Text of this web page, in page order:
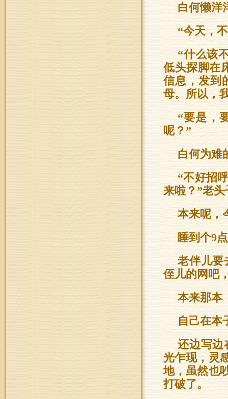
白何懒洋
“今天，
“什么该
低头探脚在
信息，发到
母。所以，
“要是，
呢？”
白何为难
“不好招
来啦？”老
本来呢，
睡到个9
老伴儿要
侄儿的网吧
本来那本
自己在本
还边写边
光乍现，灵
地，虽然也
打破了。